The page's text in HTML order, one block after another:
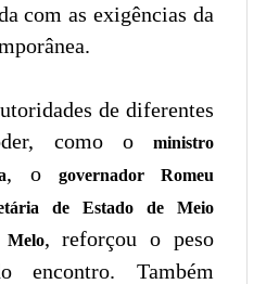
com as exigências da
de diferentes
como o
ministro
, o
governador Romeu
de Estado de Meio
, reforçou o peso
encontro. Também